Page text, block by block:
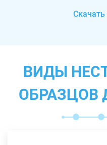
ВИДЫ
ОБРАЗЦОВ